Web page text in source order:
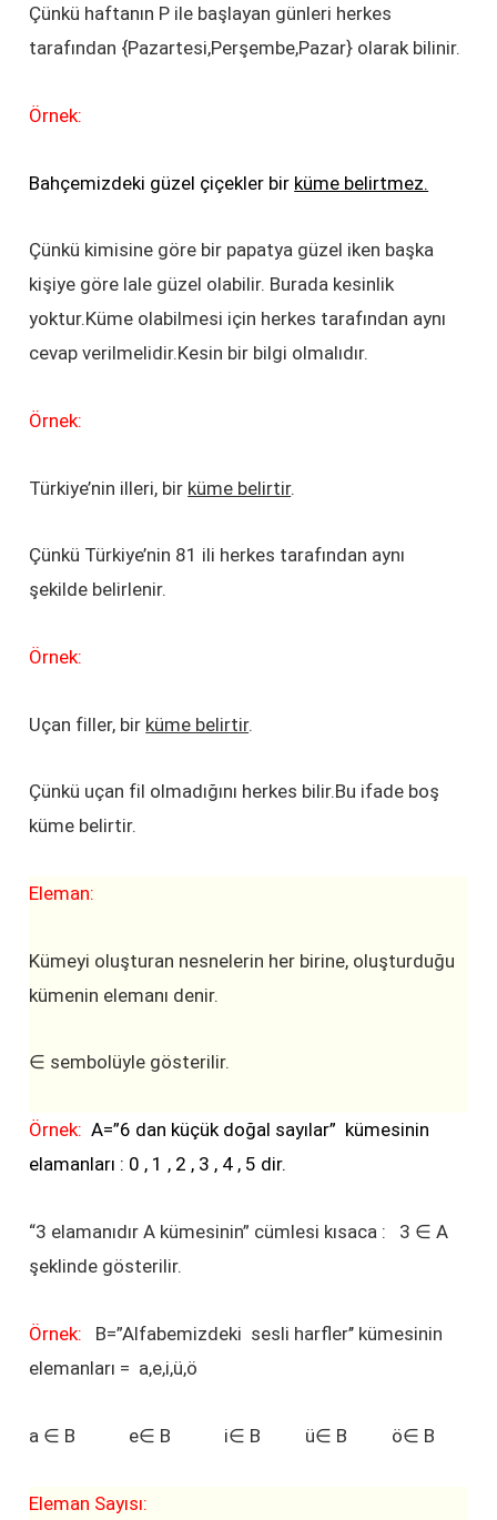
Çünkü haftanın P ile başlayan günleri herkes
tarafından {Pazartesi,Perşembe,Pazar} olarak bilinir.
Örnek:
Bahçemizdeki güzel çiçekler bir küme belirtmez.
Çünkü kimisine göre bir papatya güzel iken başka
kişiye göre lale güzel olabilir. Burada kesinlik
yoktur.Küme olabilmesi için herkes tarafından aynı
cevap verilmelidir.Kesin bir bilgi olmalıdır.
Örnek:
Türkiye’nin illeri, bir küme belirtir.
Çünkü Türkiye’nin 81 ili herkes tarafından aynı
şekilde belirlenir.
Örnek:
Uçan filler, bir küme belirtir.
Çünkü uçan fil olmadığını herkes bilir.Bu ifade boş
küme belirtir.
Eleman:
Kümeyi oluşturan nesnelerin her birine, oluşturduğu
kümenin elemanı denir.
∈ sembolüyle gösterilir.
Örnek: A=”6 dan küçük doğal sayılar” kümesinin
elamanları : 0 , 1 , 2 , 3 , 4 , 5 dir.
“3 elamanıdır A kümesinin” cümlesi kısaca : 3 ∈ A
şeklinde gösterilir.
Örnek:
B=”Alfabemizdeki sesli harﬂer’’ kümesinin
elemanları = a,e,i,ü,ö
a ∈ B e∈ B i∈ B ü∈ B ö∈ B
Eleman Sayısı: